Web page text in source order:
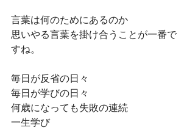
言葉は何のためにあるのか
思いやる言葉を掛け合うことが一番で
すね。
毎日が反省の日々
毎日が学びの日々
何歳になっても失敗の連続
一生学び